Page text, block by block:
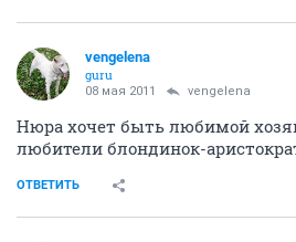
vengelena
guru
08 мая 2011 vengelena
Нюра хочет быть любимой
любители блондинок-
ОТВЕТИТЬ